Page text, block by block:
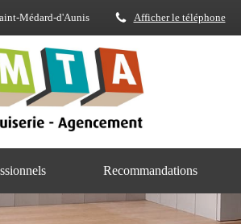
Médard-d'Aunis Afficher le téléphone
Recommandations